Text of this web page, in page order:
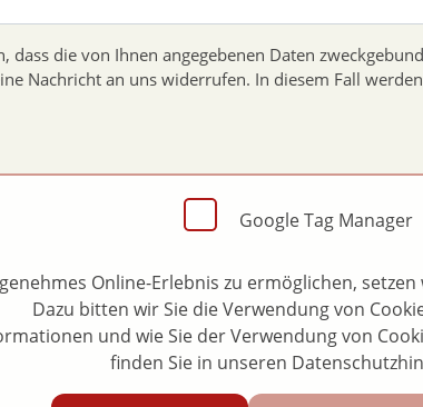
dass die von Ihnen angegebenen Daten
Nachricht an uns widerrufen. In diesem Fall
Google Tag Manager
Online-Erlebnis zu ermöglichen,
Dazu bitten wir Sie die Verwendung von
und wie Sie der Verwendung von
finden Sie in unseren